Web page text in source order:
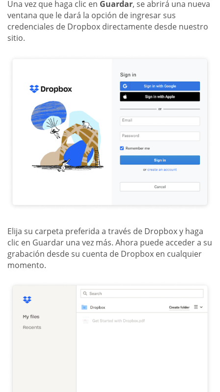
Una vez que haga clic en Guardar, se abrirá una nueva
ventana que le dará la opción de ingresar sus
credenciales de Dropbox directamente desde nuestro
sitio.
Elija su carpeta preferida a través de Dropbox y haga
clic en Guardar una vez más. Ahora puede acceder a su
grabación desde su cuenta de Dropbox en cualquier
momento.